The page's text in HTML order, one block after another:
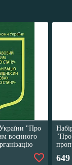
"Про
воєнного
649